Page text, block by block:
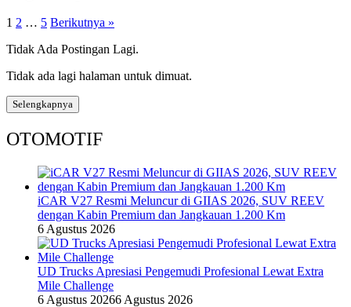
1 2 … 5 Berikutnya »
Tidak Ada Postingan Lagi.
Tidak ada lagi halaman untuk dimuat.
Selengkapnya
OTOMOTIF
iCAR V27 Resmi Meluncur di GIIAS 2026, SUV REEV
dengan Kabin Premium dan Jangkauan 1.200 Km
6 Agustus 2026
UD Trucks Apresiasi Pengemudi Profesional Lewat Extra
Mile Challenge
6 Agustus 20266 Agustus 2026